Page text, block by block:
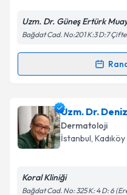
Kişisel verilerimin
Metni'ni okudum
kapsamda
Uzm. Dr. Güneş Ertürk
Bağdat Cad. No:201 K:3 D:7
Randevu Takvimi
Uzm. Dr. Güneş
oluşturun. Size bu
takvim
Uzm. Dr.
Dermatoloji
İstanbul, Kadıköy
Koral Kliniği
Bağdat Cad. No: 325 K: 4 D: 6